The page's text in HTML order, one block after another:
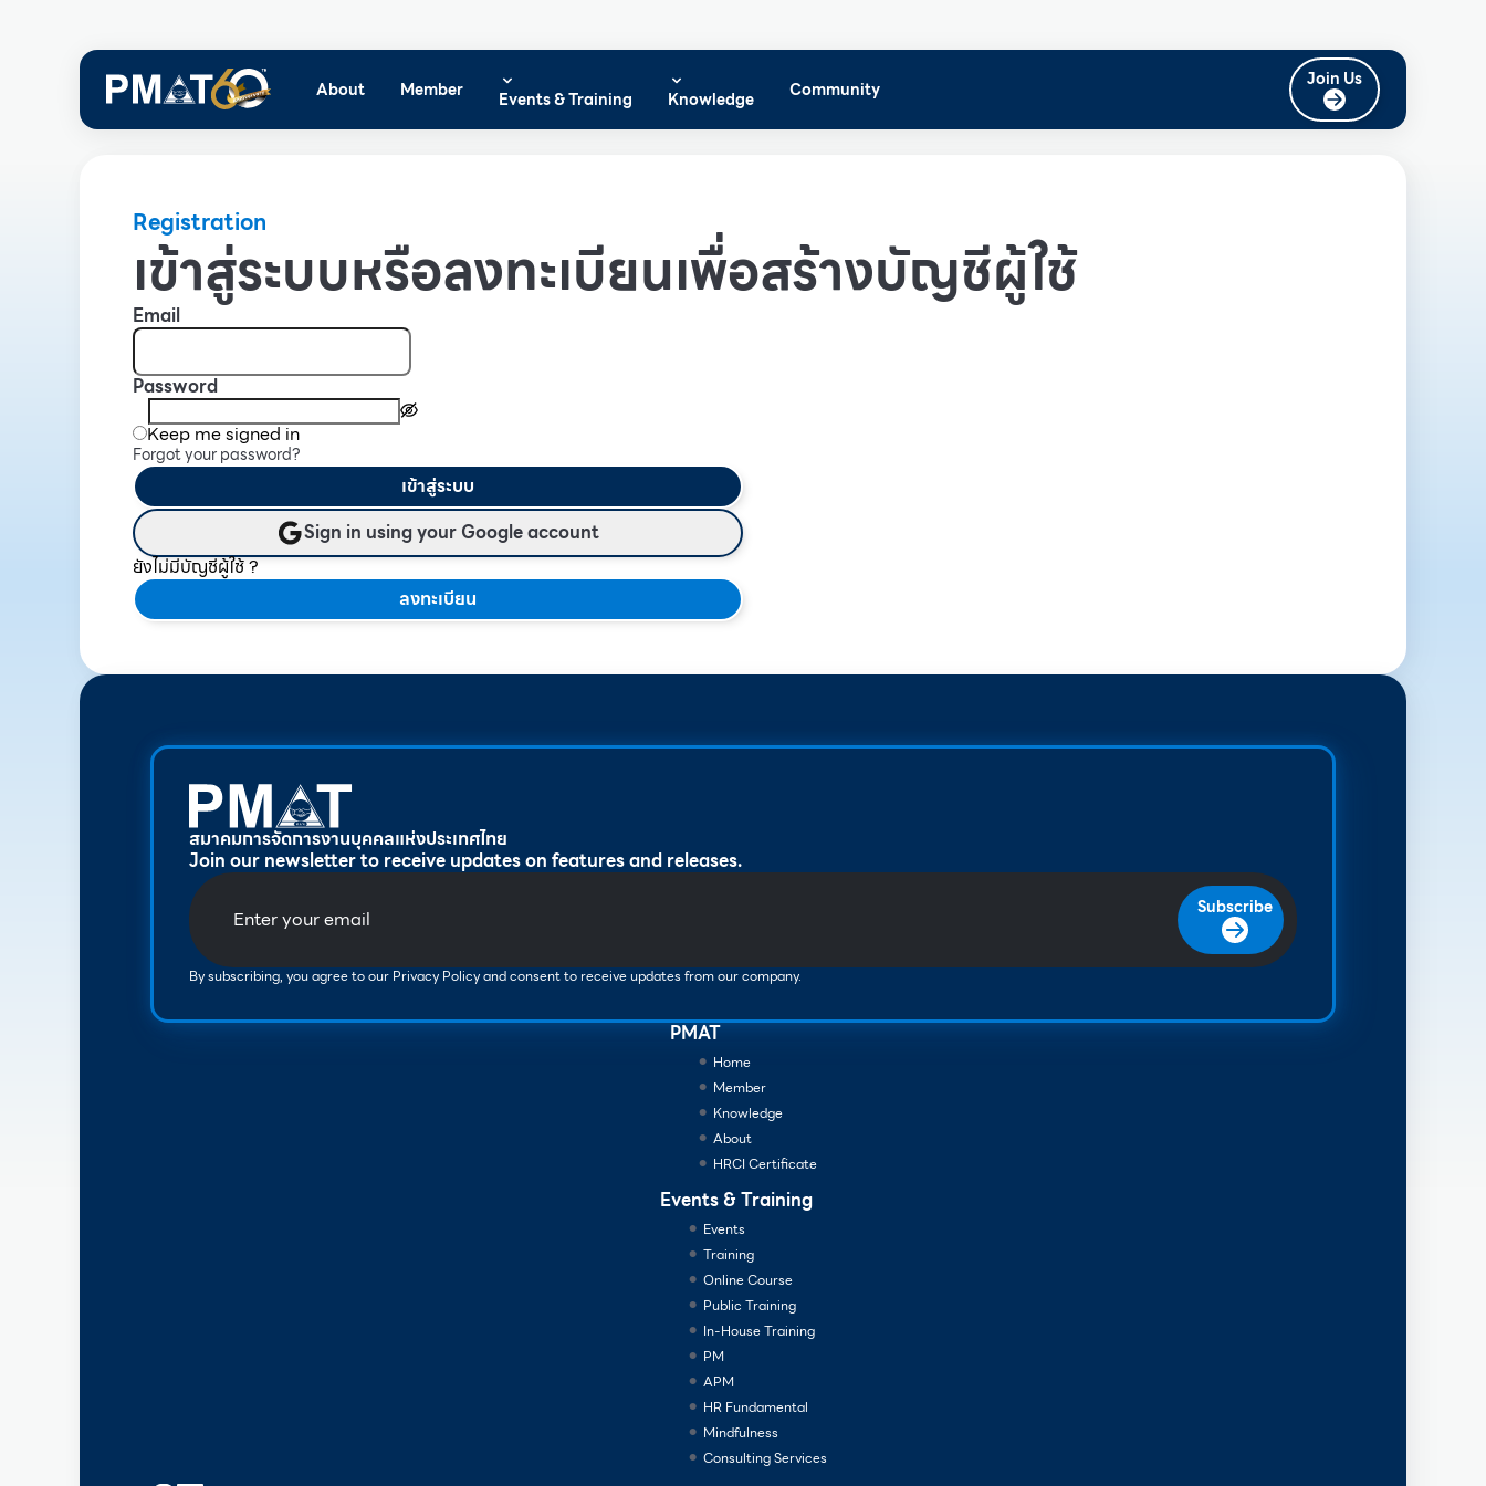
About Member Events & Training Knowledge Community Join Us
Registration
เข้าสู่ระบบหรือลงทะเบียนเพื่อสร้างบัญชีผู้ใช้
Email
Password
Keep me signed in
Forgot your password?
เข้าสู่ระบบ
Sign in using your Google account
ยังไม่มีบัญชีผู้ใช้ ?
ลงทะเบียน
สมาคมการจัดการงานบุคคลแห่งประเทศไทย
Join our newsletter to receive updates on features and releases.
Subscribe
By subscribing, you agree to our Privacy Policy and consent to receive updates from our company.
PMAT
Home
Member
Knowledge
About
HRCI Certificate
Events & Training
Events
Training
Online Course
Public Training
In-House Training
PM
APM
HR Fundamental
Mindfulness
Consulting Services